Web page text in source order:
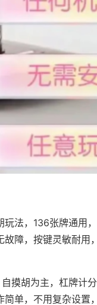
玩法，136张牌通用
障，按键灵敏耐用
摸胡为主，杠牌计分
单，不用复杂设置